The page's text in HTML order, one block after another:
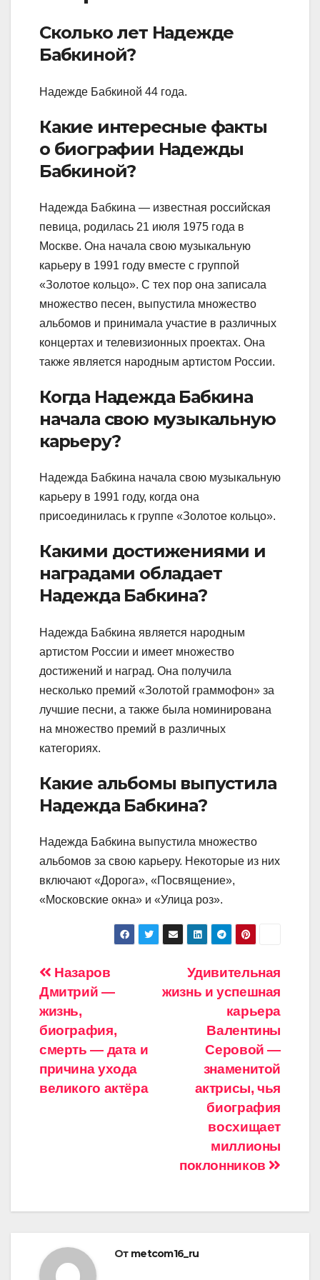
Сколько лет Надежде
Бабкиной?
Надежде Бабкиной 44 года.
Какие интересные факты
о биографии Надежды
Бабкиной?
Надежда Бабкина — известная российская
певица, родилась 21 июля 1975 года в
Москве. Она начала свою музыкальную
карьеру в 1991 году вместе с группой
«Золотое кольцо». С тех пор она записала
множество песен, выпустила множество
альбомов и принимала участие в различных
концертах и телевизионных проектах. Она
также является народным артистом России.
Когда Надежда Бабкина
начала свою музыкальную
карьеру?
Надежда Бабкина начала свою музыкальную
карьеру в 1991 году, когда она
присоединилась к группе «Золотое кольцо».
Какими достижениями и
наградами обладает
Надежда Бабкина?
Надежда Бабкина является народным
артистом России и имеет множество
достижений и наград. Она получила
несколько премий «Золотой граммофон» за
лучшие песни, а также была номинирована
на множество премий в различных
категориях.
Какие альбомы выпустила
Надежда Бабкина?
Надежда Бабкина выпустила множество
альбомов за свою карьеру. Некоторые из них
включают «Дорога», «Посвящение»,
«Московские окна» и «Улица роз».
Навигация
по
записям
Удивительная
жизнь и успешная
карьера
Валентины
Серовой —
знаменитой
актрисы, чья
биография
восхищает
миллионы
поклонников
Назаров
Дмитрий —
жизнь,
биография,
смерть — дата и
причина ухода
великого актёра
От metcom16_ru